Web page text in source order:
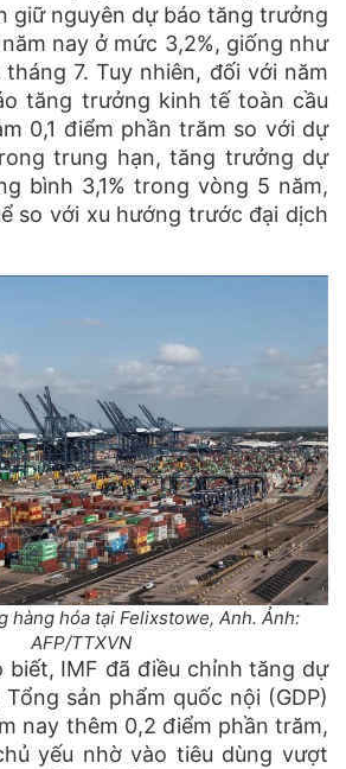
giữ nguyên dự báo tăng trưởng
nay ở mức 3,2%, giống như
7. Tuy nhiên, đối với năm
tăng trưởng kinh tế toàn cầu
0,1 điểm phần trăm so với dự
trung hạn, tăng trưởng dự
bình 3,1% trong vòng 5 năm,
so với xu hướng trước đại dịch
hàng hóa tại Felixstowe, Anh. Ảnh:
AFP/TTXVN
biết, IMF đã điều chỉnh tăng dự
sản phẩm quốc nội (GDP)
nay thêm 0,2 điểm phần trăm,
yếu nhờ vào tiêu dùng vượt